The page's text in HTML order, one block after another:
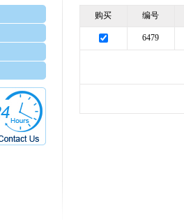
购买 编号
6479